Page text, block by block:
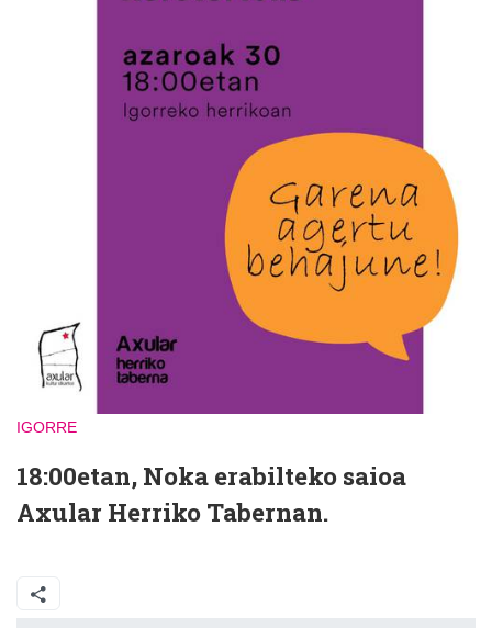
IGORRE
18:00etan, Noka erabilteko saioa
Axular Herriko Tabernan.